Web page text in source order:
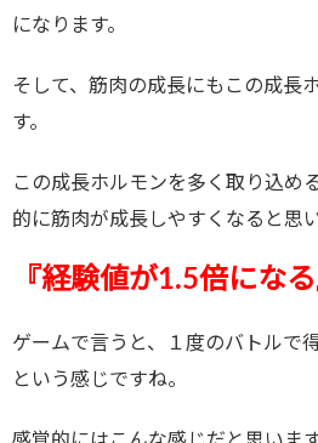
になります。
そして、筋肉の成長にもこの成長
す。
この成長ホルモンを多く取り込め
的に筋肉が成長しやすくなると
『経験値が1.5倍になる
ゲームで言うと、１度のバトルで
という感じですね。